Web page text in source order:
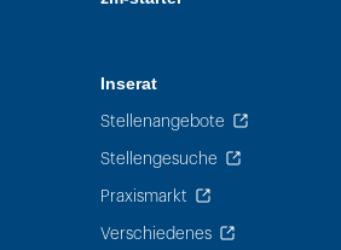
Inserat
Stellenangebote
Stellengesuche
Praxismarkt
Verschiedenes